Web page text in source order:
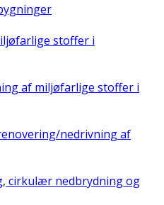
stoffer i
af miljøfarlige stoffer i
nedrivning af
cirkulær nedbrydning og